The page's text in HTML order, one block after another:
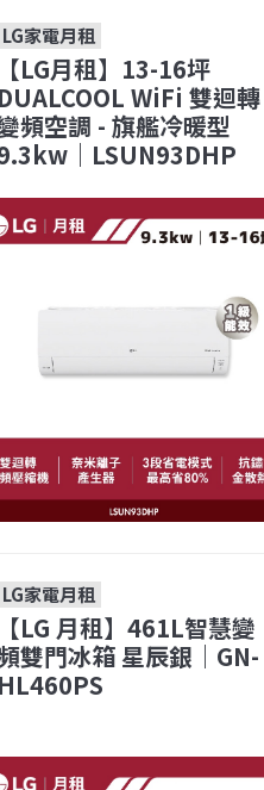
LG家電月租
【LG月租】13-16坪
DUALCOOL WiFi 雙迴轉
頻空調 - 旗艦冷暖型
｜LSUN93DHP
LG家電月租
【LG 月租】461L智慧變
雙門冰箱 星辰銀｜GN-
HL460PS